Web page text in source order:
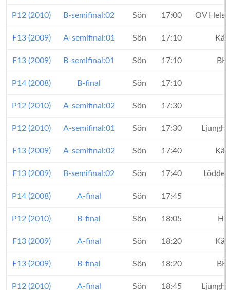
P12 (2010) B-semifinal:02 Sön 17:00 OV
F13 (2009) A-semifinal:01 Sön 17:10
F13 (2009) B-semifinal:01 Sön 17:10
P14 (2008) B-final Sön 17:10
P12 (2010) A-semifinal:02 Sön 17:30
P12 (2010) A-semifinal:01 Sön 17:30
F13 (2009) A-semifinal:02 Sön 17:40
F13 (2009) B-semifinal:02 Sön 17:40 Lödde
P14 (2008) A-final Sön 17:45
P12 (2010) B-final Sön 18:05
F13 (2009) A-final Sön 18:20
F13 (2009) B-final Sön 18:20
P12 (2010) A-final Sön 18:45